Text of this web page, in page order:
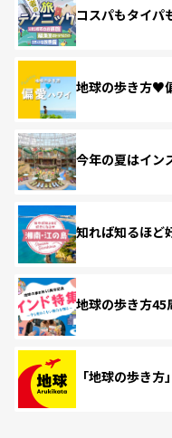
コスパもタイパ
地球の歩き方♥
今年の夏はイン
知れば知るほど
地球の歩き方45
「地球の歩き